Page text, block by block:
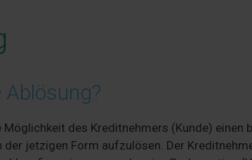
Möglichkeit des Kreditnehmers (Kunde) einen
der jetzigen Form aufzulösen. Der